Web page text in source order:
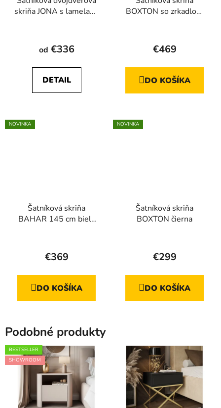
skriňa JONA s lamelami
hodnotenie
je
5,0
od €336
DETAIL
BOXTON so zrkadlom
€469
DO KOŠÍKA
NOVINKA
Šatníková skriňa
BAHAR 145 cm biela
€369
DO KOŠÍKA
NOVINKA
Šatníková skriňa
BOXTON čierna
€299
DO KOŠÍKA
Podobné produkty
BESTSELLER
SHOWROOM